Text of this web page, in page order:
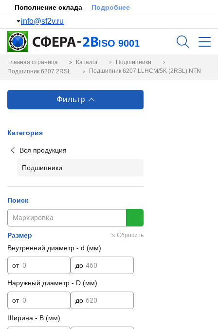
Пополнение склада Подробнее
info@sf2v.ru
ISO 9001
Главная страница Каталог
Подшипники
Подшипник 6207 2RSL
Подшипник 6207 LLHCM/5K (2RSL) NTN
Фильтр
Категория
Вся продукция
Подшипники
Поиск
Размер Сбросить
Внутренний диаметр - d (мм)
от до
Наружный диаметр - D (мм)
от до
Ширина - B (мм)